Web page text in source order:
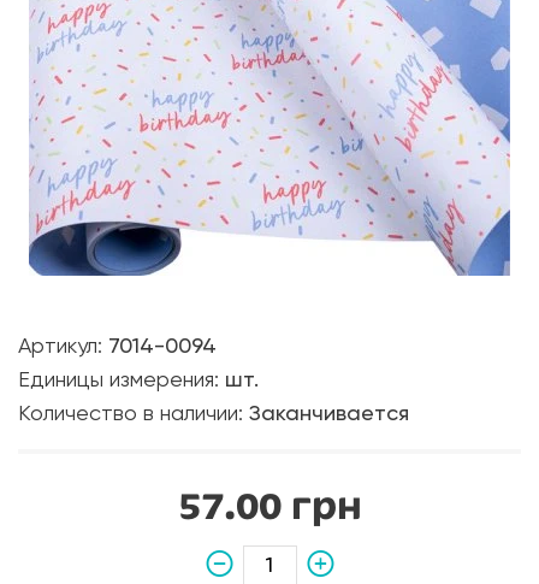
Артикул: 7014-0094
Единицы измерения: шт.
Количество в наличии: Заканчивается
57.00 грн